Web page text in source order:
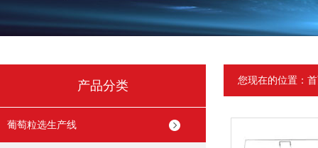
产品分类
葡萄粒选生产线
您现在的位置：